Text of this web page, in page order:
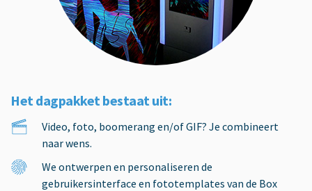
Het dagpakket bestaat uit:
Video, foto, boomerang en/of GIF? Je combineert
naar wens.
We ontwerpen en personaliseren de
gebruikersinterface en fototemplates van de Box